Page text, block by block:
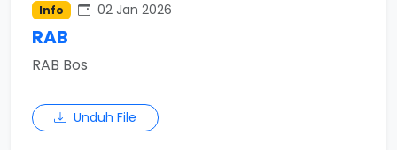
Info 02 Jan 2026
RAB
RAB Bos
Unduh File